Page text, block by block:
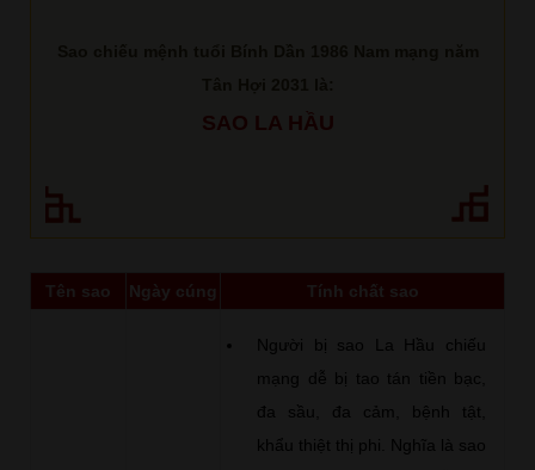
SAO LA HẦU
Tên sao Ngày cúng Tính chất sao
Người bị sao La Hầu chiếu
mạng dễ bị tao tán tiền bạc,
đa sầu, đa cảm, bệnh tật,
khẩu thiệt thị phi. Nghĩa là sao